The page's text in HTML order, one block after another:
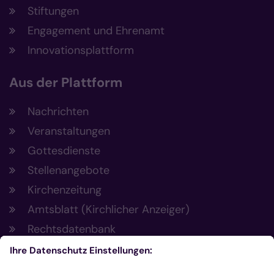
Stiftungen
Engagement und Ehrenamt
Innovationsplattform
Aus der Plattform
Nachrichten
Veranstaltungen
Gottesdienste
Stellenangebote
Kirchenzeitung
Amtsblatt (Kirchlicher Anzeiger)
Rechtsdatenbank
Meldestelle gemäß Hinweisgeberschutzgesetz